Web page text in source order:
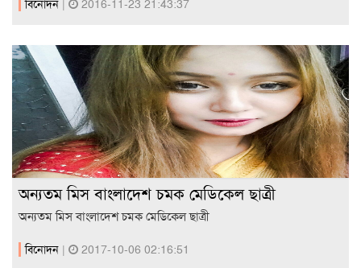
বিনোদন | 2016-11-23 21:43:37
অন্যতম মিস বাংলাদেশ চমক মেডিকেল ছাত্রী
অন্যতম মিস বাংলাদেশ চমক মেডিকেল ছাত্রী
বিনোদন | 2017-10-06 02:16:51